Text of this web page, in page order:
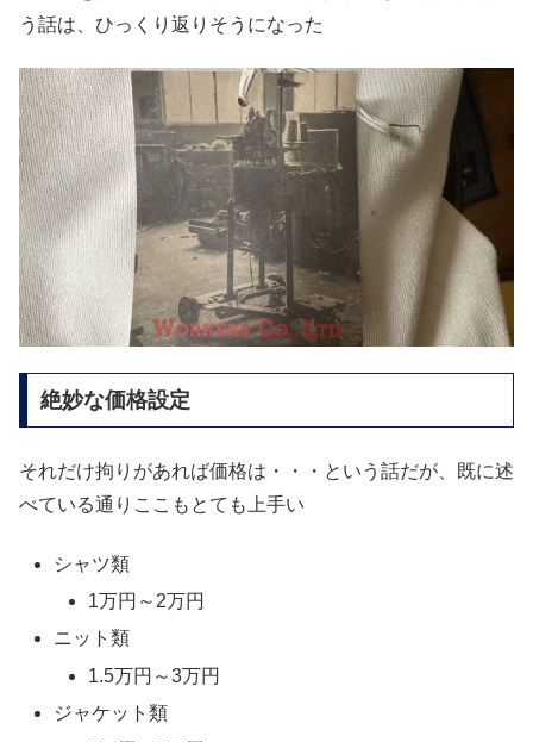
う話は、ひっくり返りそうになった
絶妙な価格設定
それだけ拘りがあれば価格は・・・という話だが、既に述
べている通りここもとても上手い
シャツ類
1万円～2万円
ニット類
1.5万円～3万円
ジャケット類